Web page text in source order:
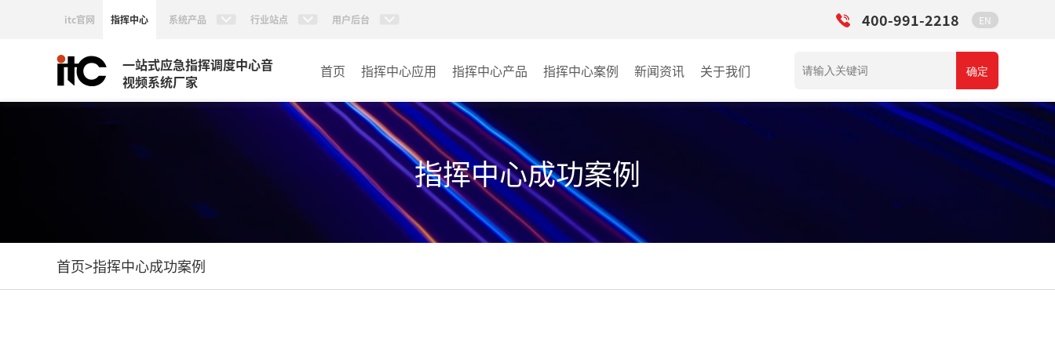
itc官网 指挥中心 系统产品 行业站点 用户后台 400-991-2218 EN
一站式应急指挥调度中心音
视频系统厂家
首页 指挥中心应用 指挥中心产品
KVM坐席管理系统
AI智慧分布式系统
无感调度系统
AI指挥调度系统
指挥中心案例
政府指挥中心
大数据指挥中心
监控指挥中心
新闻资讯 关于我们 确定
指挥中心成功案例
首页>指挥中心成功案例